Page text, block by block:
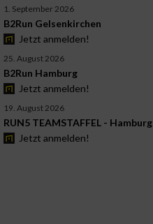
1. September 2026
B2Run Gelsenkirchen
Jetzt anmelden!
25. August 2026
B2Run Hamburg
Jetzt anmelden!
19. August 2026
RUN5 TEAMSTAFFEL - Hamburg
Jetzt anmelden!